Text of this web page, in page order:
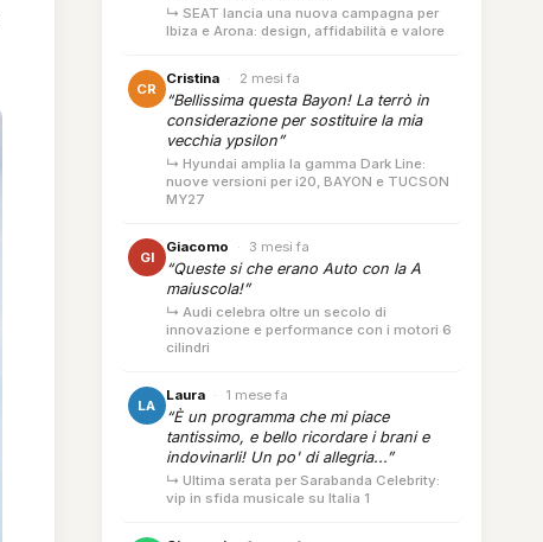
↳ SEAT lancia una nuova campagna per
Ibiza e Arona: design, affidabilità e valore
CR
Cristina · 2 mesi fa
“Bellissima questa Bayon! La terrò in
considerazione per sostituire la mia
vecchia ypsilon”
↳ Hyundai amplia la gamma Dark Line:
nuove versioni per i20, BAYON e TUCSON
MY27
GI
Giacomo · 3 mesi fa
“Queste si che erano Auto con la A
maiuscola!”
↳ Audi celebra oltre un secolo di
innovazione e performance con i motori 6
cilindri
LA
Laura · 1 mese fa
“È un programma che mi piace
tantissimo, e bello ricordare i brani e
indovinarli! Un po' di allegria...”
↳ Ultima serata per Sarabanda Celebrity:
vip in sfida musicale su Italia 1